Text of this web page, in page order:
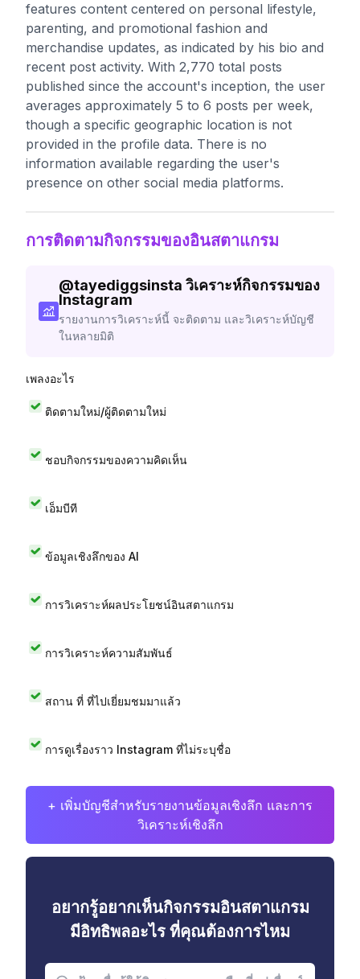
features content centered on personal lifestyle,
parenting, and promotional fashion and
merchandise updates, as indicated by his bio and
recent post activity. With 2,770 total posts
published since the account's inception, the user
averages approximately 5 to 6 posts per week,
though a specific geographic location is not
provided in the profile data. There is no
information available regarding the user's
presence on other social media platforms.
การติดตามกิจกรรมของอินสตาแกรม
@tayediggsinsta วิเคราะห์กิจกรรมของ
Instagram
รายงานการวิเคราะห์นี้ จะติดตาม และวิเคราะห์บัญชี
ในหลายมิติ
เพลงอะไร
ติดตามใหม่/ผู้ติดตามใหม่
ชอบกิจกรรมของความคิดเห็น
เอ็มบีที
ข้อมูลเชิงลึกของ AI
การวิเคราะห์ผลประโยชน์อินสตาแกรม
การวิเคราะห์ความสัมพันธ์
สถาน ที่ ที่ไปเยี่ยมชมมาแล้ว
การดูเรื่องราว Instagram ที่ไม่ระบุชื่อ
+ เพิ่มบัญชีสำหรับรายงานข้อมูลเชิงลึก และการ
วิเคราะห์เชิงลึก
อยากรู้อยากเห็นกิจกรรมอินสตาแกรม
มีอิทธิพลอะไร ที่คุณต้องการไหม